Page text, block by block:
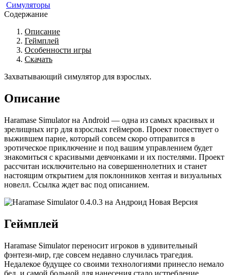
Симуляторы
Содержание
Описание
Геймплей
Особенности игры
Скачать
Захватывающий симулятор для взрослых.
Описание
Haramase Simulator на Android — одна из самых красивых и
зрелищных игр для взрослых геймеров. Проект повествует о
выжившем парне, который совсем скоро отправится в
эротическое приключение и под вашим управлением будет
знакомиться с красивыми девчонками и их постелями. Проект
рассчитан исключительно на совершеннолетних и станет
настоящим открытием для поклонников хентая и визуальных
новелл. Ссылка ждет вас под описанием.
Геймплей
Haramase Simulator переносит игроков в удивительный
фэнтези-мир, где совсем недавно случилась трагедия.
Недалекое будущее со своими технологиями принесло немало
бед, и самой больной для нанесения стало истребление